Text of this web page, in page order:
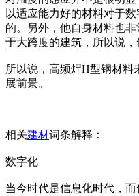
以适应能力好的材料对于
的。另外，他自身材料也
于大跨度的建筑，所以说，
所以说，高频焊H型钢材料
展前景。
相关建材词条解释：
数字化
当今时代是信息化时代，